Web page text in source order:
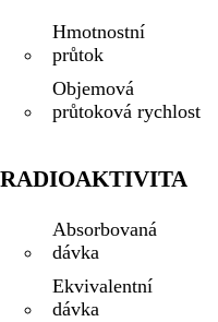
Hmotnostní
průtok
Objemová
průtoková rychlost
RADIOAKTIVITA
Absorbovaná
dávka
Ekvivalentní
dávka